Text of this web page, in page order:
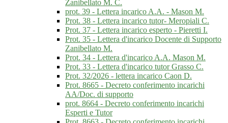
Zanibellato M. C.
prot. 39 - Lettera incarico A.A. - Mason M.
Prot. 38 - Lettera incarico tutor- Meropiali C.
Prot. 37 - Lettera incarico esperto - Pieretti I.
Prot. 35 - Lettera d'incarico Docente di Supporto
Zanibellato M.
Prot. 34 - Lettera d'incarico A.A. Mason M.
Prot. 33 - Lettera d'incarico tutor Grasso C.
Prot. 32/2026 - lettera incarico Caon D.
Prot. 8665 - Decreto conferimento incarichi
AA/Doc. di supporto
prot. 8664 - Decreto conferimento incarichi
Esperti e Tutor